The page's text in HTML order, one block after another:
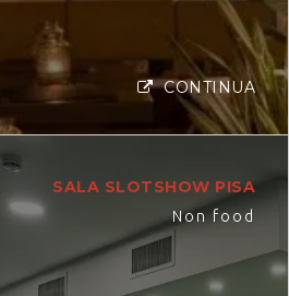
CONTINUA
SALA SLOTSHOW PISA
Non food